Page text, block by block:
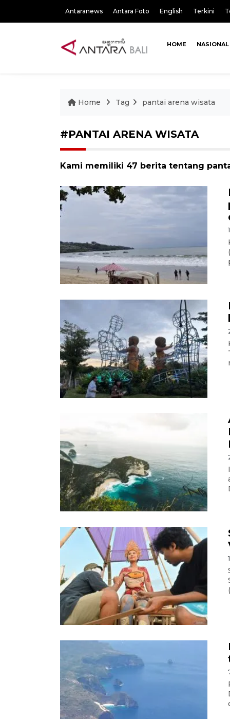
Antaranews Antara Foto English Terkini
HOME NASIONAL
Home Tag pantai arena wisata
#PANTAI ARENA WISATA
Kami memiliki 47 berita tentang